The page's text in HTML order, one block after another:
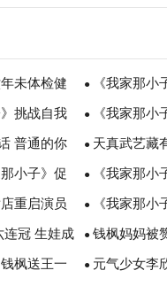
未体检健 ● 《我家那
节尽显爱心满
挑战自我 ● 《我家那
肥20斤
普通的你 ● 天真武艺藏
母伤心
小子》促 ● 《我家那
还要带两娃
重启演员 ● 《我家那
枫再演戏
连冠 生娃成 ● 钱枫妈妈被
房问题
枫送王一 ● 元气少女李